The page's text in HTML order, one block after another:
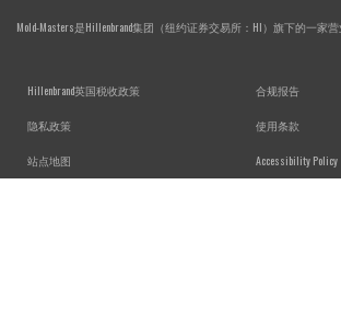
Mold-Masters是Hillenbrand集团（纽约证券交易所：HI）旗下的一家
FOOTER MENU
Hillenbrand英国税收政策 合规报告
隐私政策 使用条款
站点地图 Accessibility Policy